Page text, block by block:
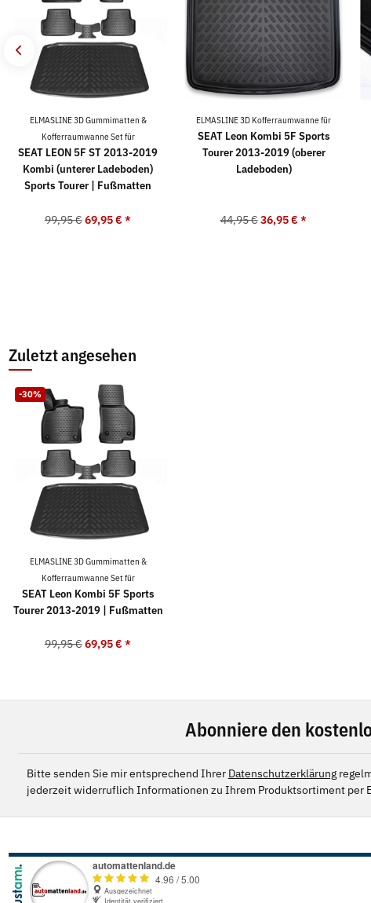
ELMASLINE 3D Gummimatten &
Kofferraumwanne Set für
SEAT LEON 5F ST 2013-2019
Kombi (unterer Ladeboden)
Sports Tourer | Fußmatten
99,95 € 69,95 €*
ELMASLINE 3D Kofferraumwanne für
SEAT Leon Kombi 5F Sports
Tourer 2013-2019 (oberer
Ladeboden)
44,95 € 36,95 €*
Zuletzt angesehen
-30%
ELMASLINE 3D Gummimatten &
Kofferraumwanne Set für
SEAT Leon Kombi 5F Sports
Tourer 2013-2019 | Fußmatten
99,95 € 69,95 €*
Abonniere den
Bitte senden Sie mir entsprechend Ihrer Datenschutzerklärung
jederzeit widerruflich Informationen zu Ihrem Produktsortiment per